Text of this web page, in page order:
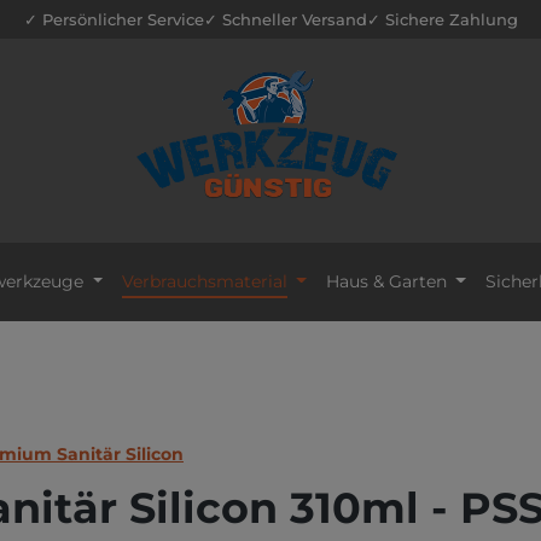
✓ Persönlicher Service✓ Schneller Versand✓ Sichere Zahlung
Verbrauchsmaterial Haus & Garten
Sanitär Silicon
Silicon 310ml -